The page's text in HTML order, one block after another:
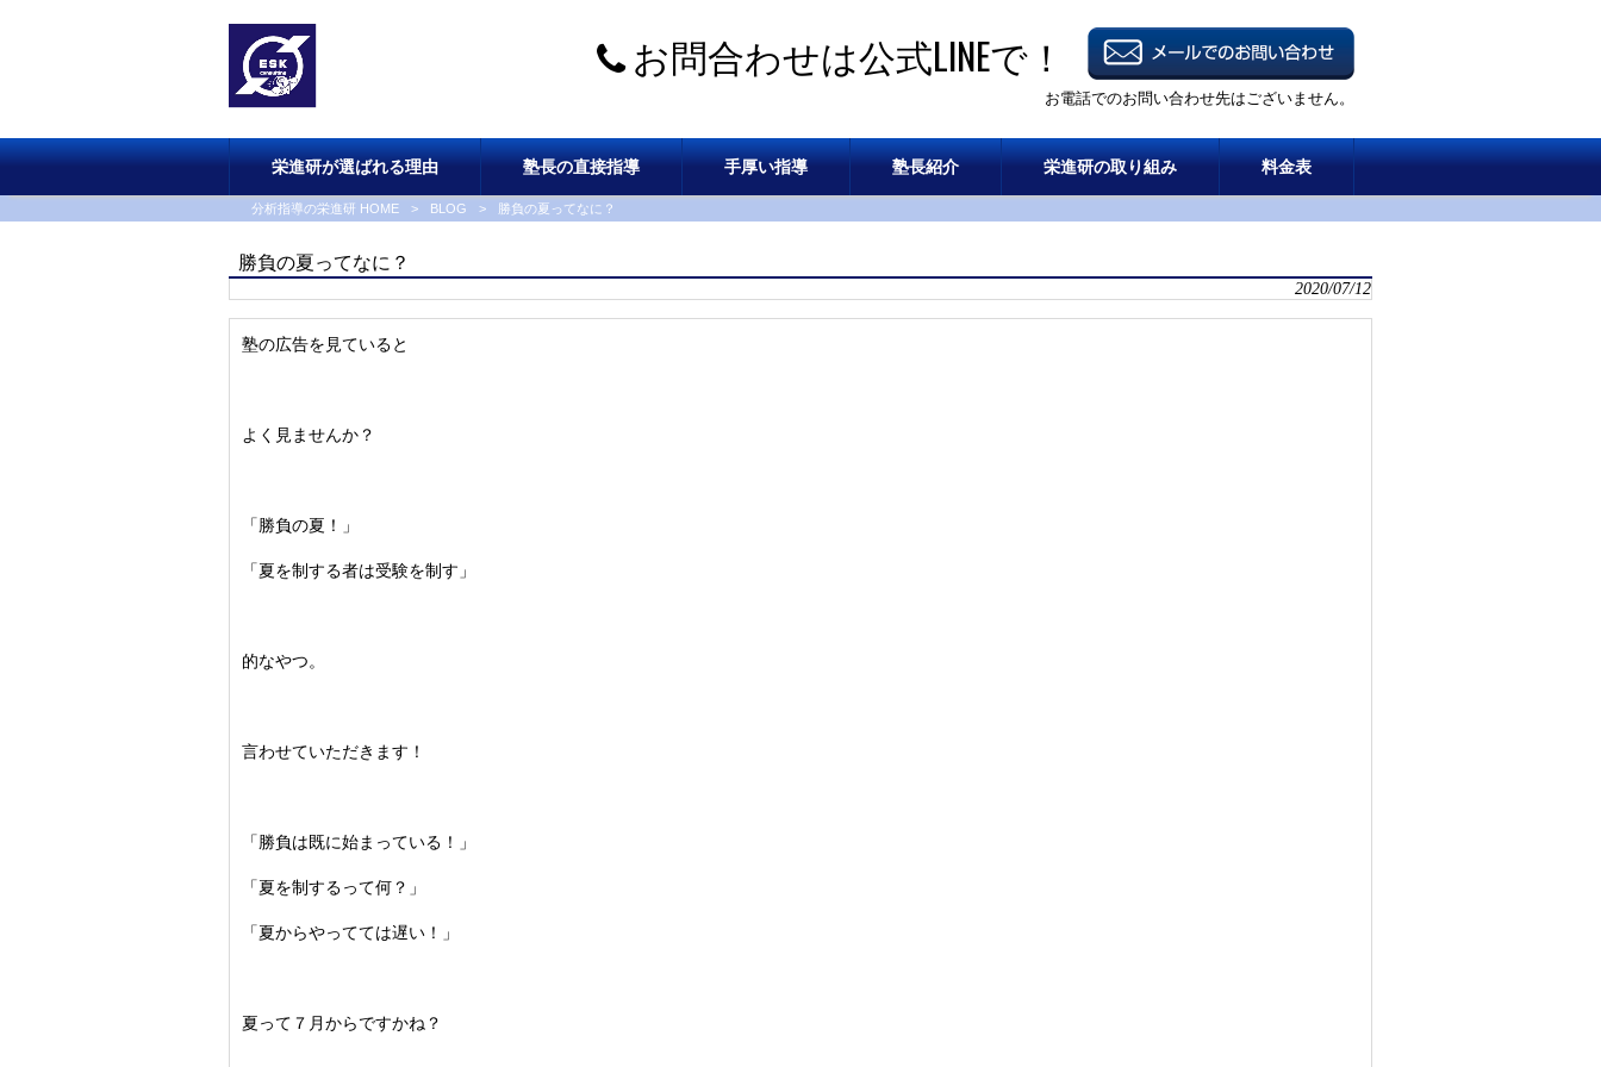
お問合わせは公式LINEで！
お電話でのお問い合わせ先はございません。
栄進研が選ばれる理由 塾長の直接指導 手厚い指導 塾長紹介 栄進研の取り組み 料金表
分析指導の栄進研 HOME > BLOG > 勝負の夏ってなに？
勝負の夏ってなに？
2020/07/12
塾の広告を見ていると
よく見ませんか？
「勝負の夏！」
「夏を制する者は受験を制す」
的なやつ。
言わせていただきます！
「勝負は既に始まっている！」
「夏を制するって何？」
「夏からやってては遅い！」
夏って７月からですかね？